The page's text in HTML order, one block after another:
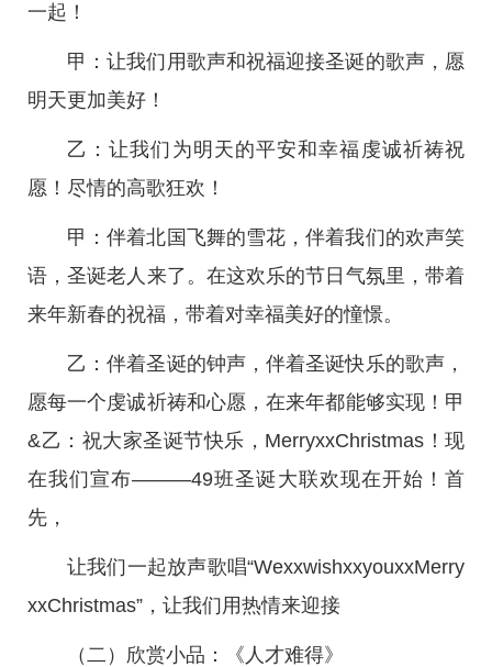
一起！
甲：让我们用歌声和祝福迎接圣诞的歌声，愿
明天更加美好！
乙：让我们为明天的平安和幸福虔诚祈祷祝
愿！尽情的高歌狂欢！
甲：伴着北国飞舞的雪花，伴着我们的欢声笑
语，圣诞老人来了。在这欢乐的节日气氛里，带着
来年新春的祝福，带着对幸福美好的憧憬。
乙：伴着圣诞的钟声，伴着圣诞快乐的歌声，
愿每一个虔诚祈祷和心愿，在来年都能够实现！甲
&乙：祝大家圣诞节快乐，MerryxxChristmas！现
在我们宣布———49班圣诞大联欢现在开始！首
先，
让我们一起放声歌唱“WexxwishxxyouxxMerry
xxChristmas”，让我们用热情来迎接
（二）欣赏小品：《人才难得》